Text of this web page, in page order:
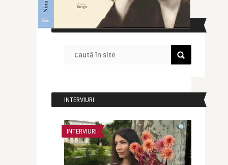
CAUTĂ ÎN SITE
INTERVIURI
INTERVIURI